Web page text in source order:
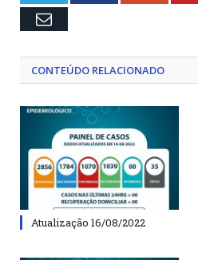
Email
CONTEÚDO RELACIONADO
Atualização 16/08/2022